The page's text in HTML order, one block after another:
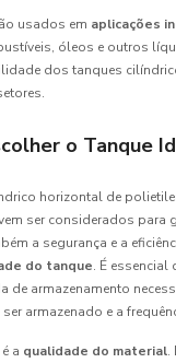
usados em aplicações
óleos e outros
dos tanques
o Tanque
horizontal de
ser considerados para
a segurança e a
do tanque. É essencial
de armazenamento
armazenado e a
a qualidade do material.